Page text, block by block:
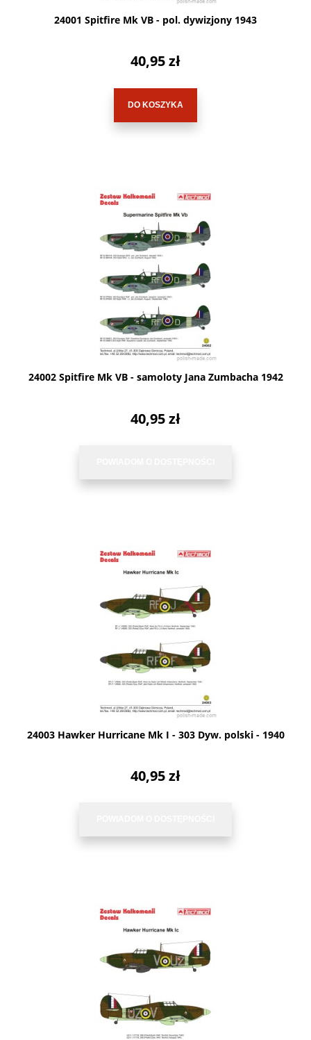
24001 Spitfire Mk VB - pol. dywizjony 1943
40,95 zł
DO KOSZYKA
24002 Spitfire Mk VB - samoloty Jana Zumbacha 1942
40,95 zł
24003 Hawker Hurricane Mk I - 303 Dyw. polski - 1940
40,95 zł